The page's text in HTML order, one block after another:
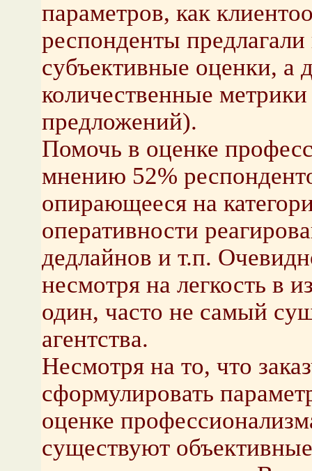
параметров, как
респонденты
субъективные оценки, а
количественные
предложений).
Помочь в оценке
мнению 52%
опирающееся на
оперативности
дедлайнов и т.п.
несмотря на легкость в
один, часто не самый
агентства.
Несмотря на то, что
сформулировать
оценке
существуют